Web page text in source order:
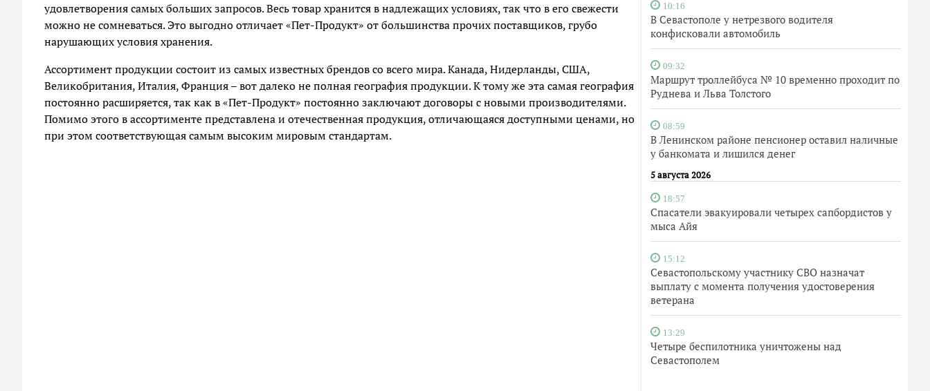
10:16
В Севастополе у нетрезвого водителя
конфисковали автомобиль
09:32
Маршрут троллейбуса № 10 временно проходит по
Руднева и Льва Толстого
08:59
В Ленинском районе пенсионер оставил наличные
у банкомата и лишился денег
5 августа 2026
18:57
Спасатели эвакуировали четырех сапбордистов у
мыса Айя
15:12
Севастопольскому участнику СВО назначат
выплату с момента получения удостоверения
ветерана
13:29
Четыре беспилотника уничтожены над
Севастополем
удовлетворения самых больших запросов. Весь товар хранится в надлежащих условиях, так что в его свежести
можно не сомневаться. Это выгодно отличает «Пет-Продукт» от большинства прочих поставщиков, грубо
нарушающих условия хранения.
Ассортимент продукции состоит из самых известных брендов со всего мира. Канада, Нидерланды, США,
Великобритания, Италия, Франция – вот далеко не полная география продукции. К тому же эта самая география
постоянно расширяется, так как в «Пет-Продукт» постоянно заключают договоры с новыми производителями.
Помимо этого в ассортименте представлена и отечественная продукция, отличающаяся доступными ценами, но
при этом соответствующая самым высоким мировым стандартам.